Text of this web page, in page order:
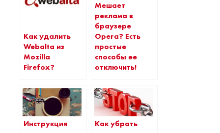
Как удалить
Webalta из
Mozilla
Firefox?
Мешает
реклама в
браузере
Opera? Есть
простые
способы ее
отключить!
Инструкция
Как убрать